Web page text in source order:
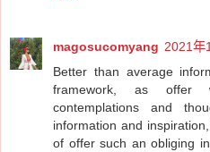
magosucomyang 2021年
Better than average
framework, as offer
contemplations and
information and
of offer such an obliging